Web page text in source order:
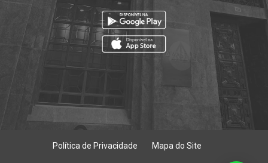
Política de Privacidade Mapa do Site